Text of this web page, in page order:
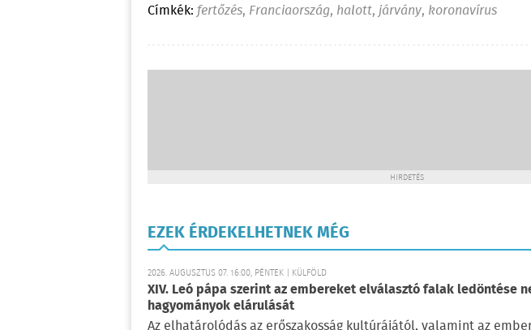
Címkék: fertőzés, Franciaország, halott,járvány, koronavírus
HIRDETÉS
EZEK ÉRDEKELHETNEK MÉG
2026. AUGUSZTUS 07. 16:00, PÉNTEK | KÜLFÖLD
XIV. Leó pápa szerint az embereket elválasztó falak ledöntése
hagyományok elárulását